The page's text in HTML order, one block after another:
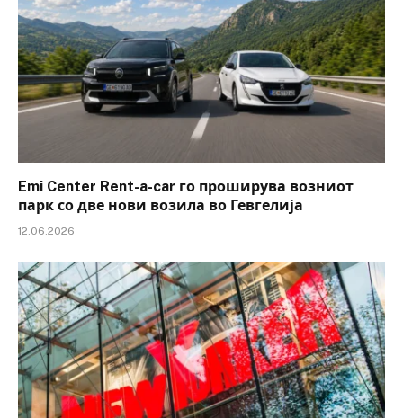
Emi Center Rent-a-car го проширува возниот
парк со две нови возила во Гевгелија
12.06.2026